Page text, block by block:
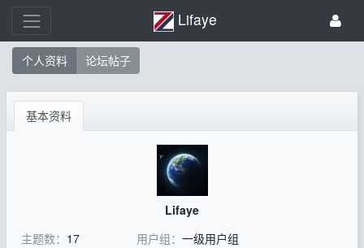
Lifaye
个人资料 论坛帖子
基本资料
Lifaye
主题数： 17
用户组： 一级用户组